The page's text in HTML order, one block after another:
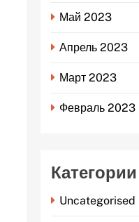
Май 2023
Апрель 2023
Март 2023
Февраль 2023
Категории
Uncategorised